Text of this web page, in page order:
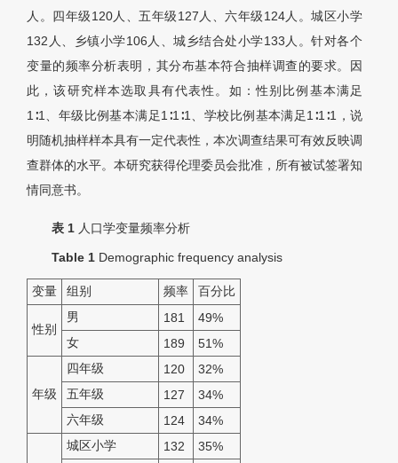
人。四年级120人、五年级127人、六年级124人。城区小学
132人、乡镇小学106人、城乡结合处小学133人。针对各个
变量的频率分析表明，其分布基本符合抽样调查的要求。因
此，该研究样本选取具有代表性。如：性别比例基本满足
1∶1、年级比例基本满足1∶1∶1、学校比例基本满足1∶1∶1，说
明随机抽样样本具有一定代表性，本次调查结果可有效反映调
查群体的水平。本研究获得伦理委员会批准，所有被试签署知
情同意书。
表 1 人口学变量频率分析
Table 1 Demographic frequency analysis
变量 组别 频率 百分比
性别
男 181
49%
女
189 51%
年级
四年级 120
32%
五年级
127
34%
六年级
124 34%
城区小学 132
35%